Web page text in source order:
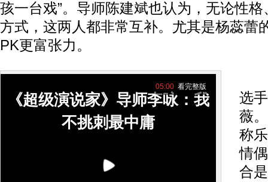
孩一台戏”。导师陈建斌也认为，无论性
方式，这两人都非常互补。尤其是杨蕊蕾
PK更富张力。
《超级演说家》导师李咏：我
不挑刺最中庸
05:00 看完整版
选
薇
称
情
合